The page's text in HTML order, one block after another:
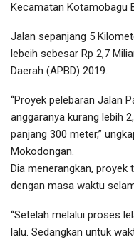
Kecamatan Kotamobagu
Jalan sepanjang 5
lebeih sebesar Rp 2,7
Daerah (APBD) 2019.
“Proyek pelebaran Jalan
anggaranya kurang lebih
panjang 300 meter,”
Mokodongan.
Dia menerangkan, proyek
dengan masa waktu
“Setelah melalui proses
lalu. Sedangkan untuk